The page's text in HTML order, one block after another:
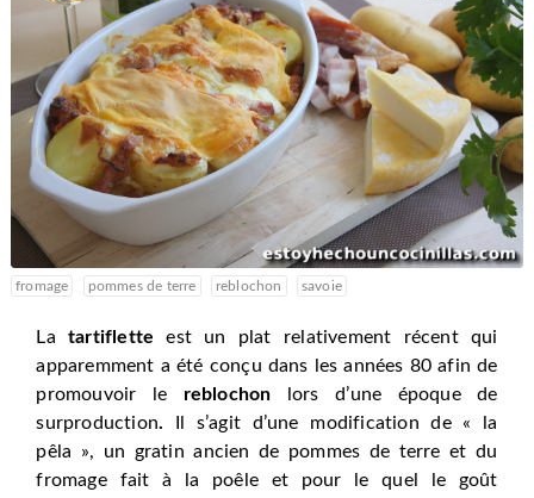
fromage pommes de terre reblochon savoie
Latartiflette est un plat relativement récent qui
apparemment a été conçu dans les années 80 afin de
promouvoir le reblochon lors d’une époque de
surproduction.
Il s’agit d’une modification de « la
pêla », un gratin ancien de pommes de terre et du
fromage fait à la poêle et pour le quel le goût